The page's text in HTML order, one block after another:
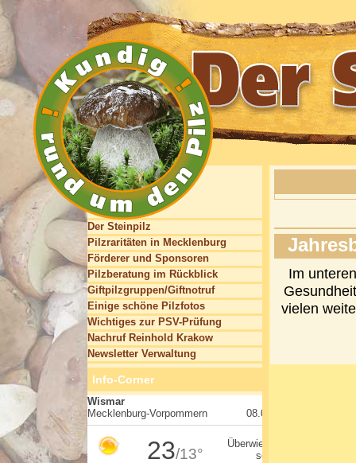
Im
vielen
Der Steinpilz
Pilzraritäten in Mecklenburg
Förderer und Sponsoren
Pilzberatung im Rückblick
Giftpilzgruppen/Giftnotruf
Einige schöne Pilzfotos
Wichtiges zur PSV-Prüfung
Nachruf Reinhold Krakow
Newsletter Verwaltung
Info-Corner